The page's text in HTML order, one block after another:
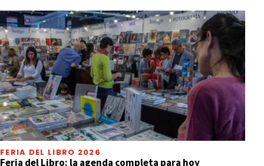
FERIA DEL LIBRO 2026
Feria del Libro: la agenda completa para hoy